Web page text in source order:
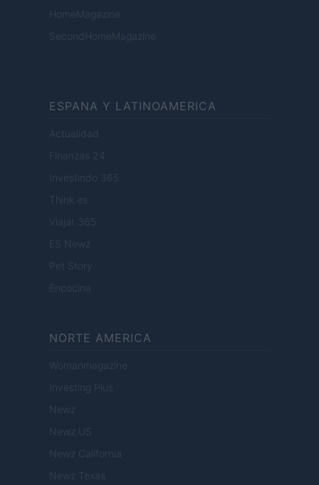
HomeMagazine
SecondHomeMagazine
ESPANA Y LATINOAMERICA
Actualidad
Finanzas 24
Investindo 365
Think.es
Viajar 365
ES Newz
Pet Story
Encocina
NORTE AMERICA
Womanmagazine
Investing Plus
Newz
Newz US
Newz California
Newz Texas